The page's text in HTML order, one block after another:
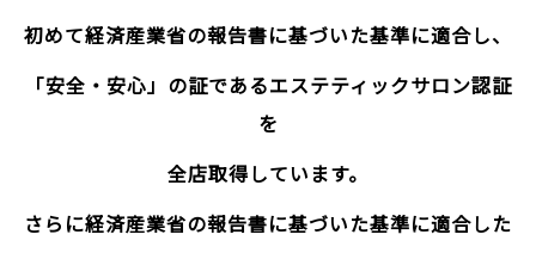
初めて経済産業省の報告書に基づいた基準に適合し、
「安全・安心」の証であるエステティックサロン認証
を
全店取得しています。
さらに経済産業省の報告書に基づいた基準に適合した